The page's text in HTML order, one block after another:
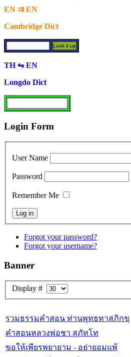
EN ⇉ EN
Cambridge Dict
TH ⇋ EN
Longdo Dict
Login Form
User Name
Password
Remember Me
Forgot your password?
Forgot your username?
Banner
Display #
รวมธรรมคำสอน ท่านพุทธทาสภิกขุ
คำสอนหลวงพ่อชา สุภัทโท
ขอให้เพียรพยายาม - อย่ายอมแพ้